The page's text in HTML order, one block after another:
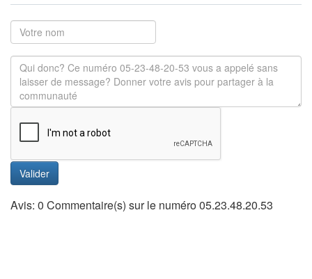
Valider
Avis: 0 Commentaire(s) sur le numéro 05.23.48.20.53